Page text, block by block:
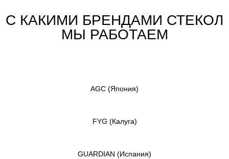
С КАКИМИ БРЕНДАМИ СТЕКОЛ
МЫ РАБОТАЕМ
AGC (Япония)
FYG (Калуга)
GUARDIAN (Испания)